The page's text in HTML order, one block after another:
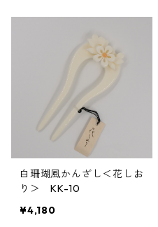
白珊瑚風かんざし＜花しお
り＞ KK-10
¥4,180